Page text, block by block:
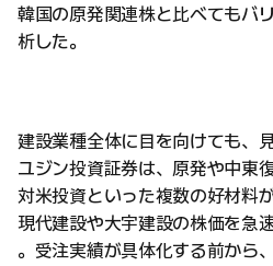
韓国の原発関連株と比べてもバ
析した。
建設業種全体に目を向けても、
ユジン投資証券は、原発や中東復
対米投資といった複数の好材料が
現代建設や大宇建設の株価を急
。受注実績が具体化する前から、